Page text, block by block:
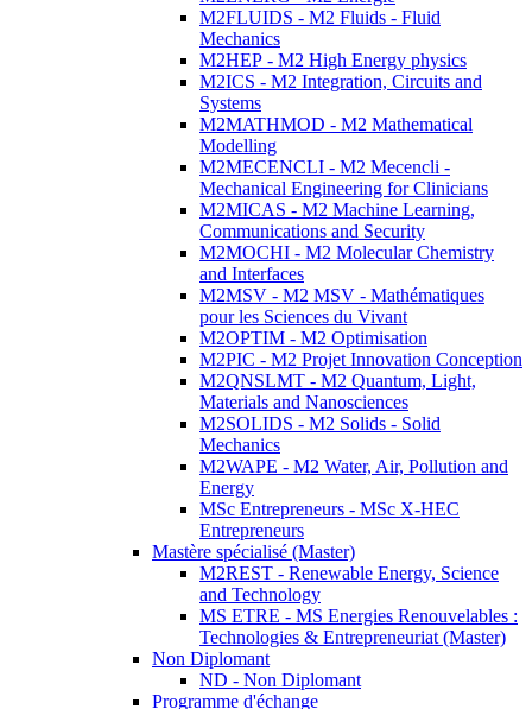
M2FLUIDS - M2 Fluids - Fluid
Mechanics
M2HEP - M2 High Energy physics
M2ICS - M2 Integration, Circuits and
Systems
M2MATHMOD - M2 Mathematical
Modelling
M2MECENCLI - M2 Mecencli -
Mechanical Engineering for Clinicians
M2MICAS - M2 Machine Learning,
Communications and Security
M2MOCHI - M2 Molecular Chemistry
and Interfaces
M2MSV - M2 MSV - Mathématiques
pour les Sciences du Vivant
M2OPTIM - M2 Optimisation
M2PIC - M2 Projet Innovation Conception
M2QNSLMT - M2 Quantum, Light,
Materials and Nanosciences
M2SOLIDS - M2 Solids - Solid
Mechanics
M2WAPE - M2 Water, Air, Pollution and
Energy
MSc Entrepreneurs - MSc X-HEC
Entrepreneurs
Mastère spécialisé (Master)
M2REST - Renewable Energy, Science
and Technology
MS ETRE - MS Energies Renouvelables :
Technologies & Entrepreneuriat (Master)
Non Diplomant
ND - Non Diplomant
Programme d'échange